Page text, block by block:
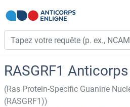
RASGRF1 Anticorps
(Ras Protein-Specific Guanine
(RASGRF1))